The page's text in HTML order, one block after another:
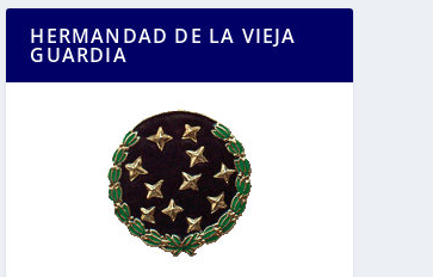
HERMANDAD DE LA VIEJA
GUARDIA